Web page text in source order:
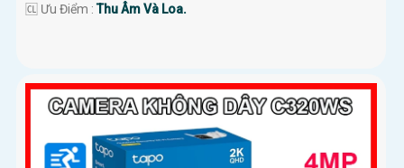
️🆑 Ưu Điểm :Thu Âm Và Loa.